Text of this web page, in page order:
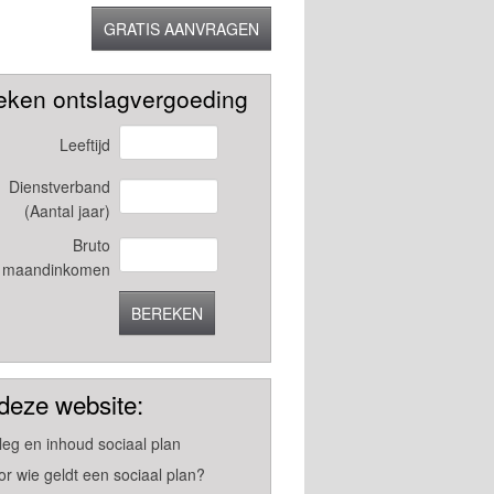
GRATIS AANVRAGEN
ontslagvergoeding
Leeftijd
Dienstverband
(Aantal jaar)
Bruto
maandinkomen
BEREKEN
website:
en inhoud sociaal plan
wie geldt een sociaal plan?